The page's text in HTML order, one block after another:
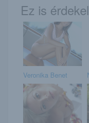
Ez is
Veronika Benet